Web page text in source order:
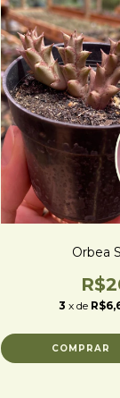
Orbea
3 x de